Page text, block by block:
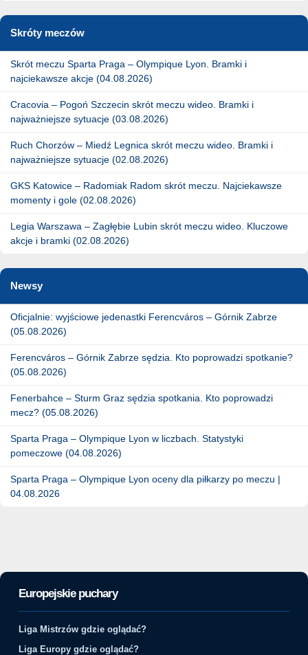
Skróty meczów
Skrót meczu Sparta Praga – Olympique Lyon. Bramki i
najciekawsze akcje (04.08.2026)
Cracovia – Pogoń Szczecin skrót meczu wideo. Bramki i
najważniejsze sytuacje (03.08.2026)
Ruch Chorzów – Miedź Legnica skrót meczu wideo. Bramki i
najważniejsze sytuacje (02.08.2026)
GKS Katowice – Radomiak Radom skrót meczu. Najciekawsze
momenty i gole (02.08.2026)
Legia Warszawa – Zagłębie Lubin skrót meczu wideo. Kluczowe
akcje i bramki (02.08.2026)
Newsy
Oficjalnie: wyjściowe jedenastki Ferencváros – Górnik Zabrze
(05.08.2026)
Ferencváros – Górnik Zabrze sędzia. Kto poprowadzi spotkanie?
(05.08.2026)
Fenerbahce – Sturm Graz sędzia spotkania. Kto poprowadzi
mecz? (05.08.2026)
Sparta Praga – Olympique Lyon w liczbach. Statystyki
pomeczowe (04.08.2026)
Sparta Praga – Olympique Lyon oceny dla piłkarzy po meczu |
04.08.2026
Europejskie puchary
Liga Mistrzów gdzie oglądać?
Liga Europy gdzie oglądać?